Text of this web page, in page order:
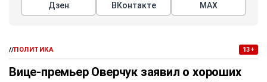
Дзен ВКонтакте МАХ
//ПОЛИТИКА 13+
Вице-премьер Оверчук заявил о хороших